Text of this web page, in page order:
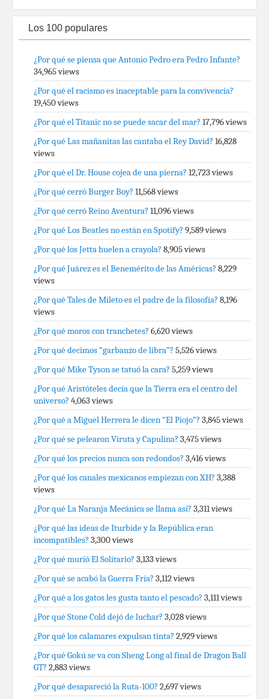
Los 100 populares
¿Por qué se piensa que Antonio Pedro era Pedro Infante?
34,965 views
¿Por qué el racismo es inaceptable para la convivencia?
19,450 views
¿Por qué el Titanic no se puede sacar del mar? 17,796 views
¿Por qué Las mañanitas las cantaba el Rey David? 16,828
views
¿Por qué el Dr. House cojea de una pierna? 12,723 views
¿Por qué cerró Burger Boy? 11,568 views
¿Por qué cerró Reino Aventura? 11,096 views
¿Por qué Los Beatles no están en Spotify? 9,589 views
¿Por qué los Jetta huelen a crayola? 8,905 views
¿Por qué Juárez es el Benemérito de las Américas? 8,229
views
¿Por qué Tales de Mileto es el padre de la filosofía? 8,196
views
¿Por qué moros con tranchetes? 6,620 views
¿Por qué decimos “garbanzo de libra”? 5,526 views
¿Por qué Mike Tyson se tatuó la cara? 5,259 views
¿Por qué Aristóteles decía que la Tierra era el centro del
universo? 4,063 views
¿Por qué a Miguel Herrera le dicen “El Piojo”? 3,845 views
¿Por qué se pelearon Viruta y Capulina? 3,475 views
¿Por qué los precios nunca son redondos? 3,416 views
¿Por qué los canales mexicanos empiezan con XH? 3,388
views
¿Por qué La Naranja Mecánica se llama así? 3,311 views
¿Por qué las ideas de Iturbide y la República eran
incompatibles? 3,300 views
¿Por qué murió El Solitario? 3,133 views
¿Por qué se acabó la Guerra Fría? 3,112 views
¿Por qué a los gatos les gusta tanto el pescado? 3,111 views
¿Por qué Stone Cold dejó de luchar? 3,028 views
¿Por qué los calamares expulsan tinta? 2,929 views
¿Por qué Gokú se va con Sheng Long al final de Dragon Ball
GT? 2,883 views
¿Por qué desapareció la Ruta-100? 2,697 views